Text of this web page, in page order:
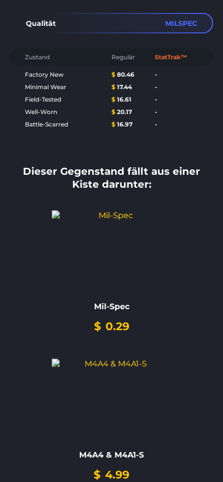
Qualität MILSPEC
Zustand Regulär StatTrak™
Factory New $ 80.46
-
Minimal Wear
$ 17.44
-
Field-Tested
$ 16.61
-
Well-Worn
$ 20.17
-
Battle-Scarred
$ 16.97 -
Dieser Gegenstand fällt aus einer
Kiste darunter:
Mil-Spec
$ 0.29
M4A4 & M4A1-S
$ 4.99